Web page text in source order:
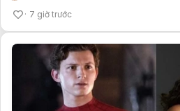
7 giờ trước